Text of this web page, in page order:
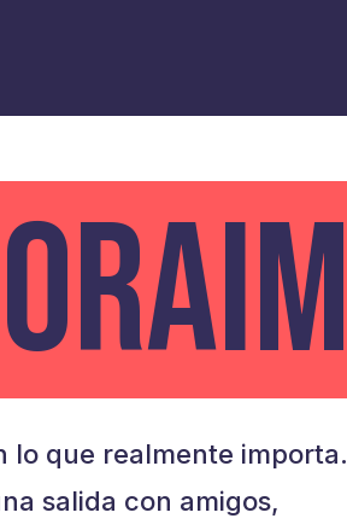
lo que realmente importa.
salida con amigos,